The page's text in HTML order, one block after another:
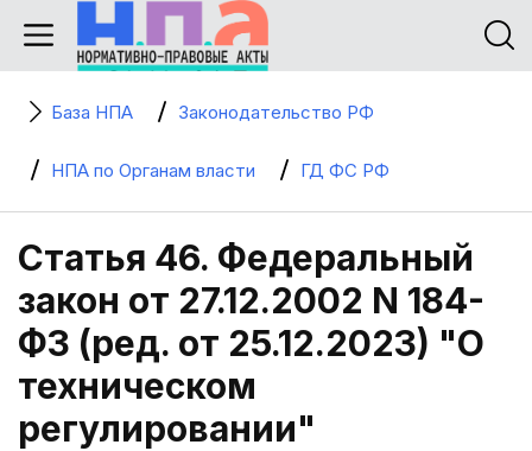
База НПА Законодательство РФ
НПА по Органам власти ГД ФС РФ
Статья 46. Федеральный
закон от 27.12.2002 N 184-
ФЗ (ред. от 25.12.2023) "О
техническом
регулировании"